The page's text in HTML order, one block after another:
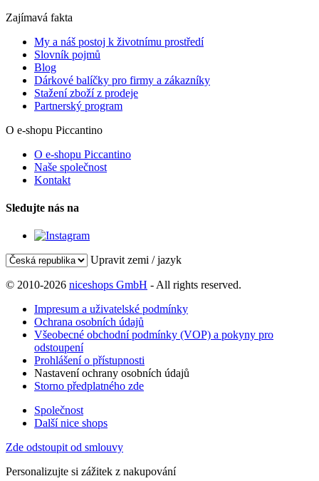
Zajímavá fakta
My a náš postoj k životnímu prostředí
Slovník pojmů
Blog
Dárkové balíčky pro firmy a zákazníky
Stažení zboží z prodeje
Partnerský program
O e-shopu Piccantino
O e-shopu Piccantino
Naše společnost
Kontakt
Sledujte nás na
Upravit zemi / jazyk
© 2010-2026 niceshops GmbH - All rights reserved.
Impresum a uživatelské podmínky
Ochrana osobních údajů
Všeobecné obchodní podmínky (VOP) a pokyny pro
odstoupení
Prohlášení o přístupnosti
Nastavení ochrany osobních údajů
Storno předplatného zde
Společnost
Další nice shops
Zde odstoupit od smlouvy
Personalizujte si zážitek z nakupování